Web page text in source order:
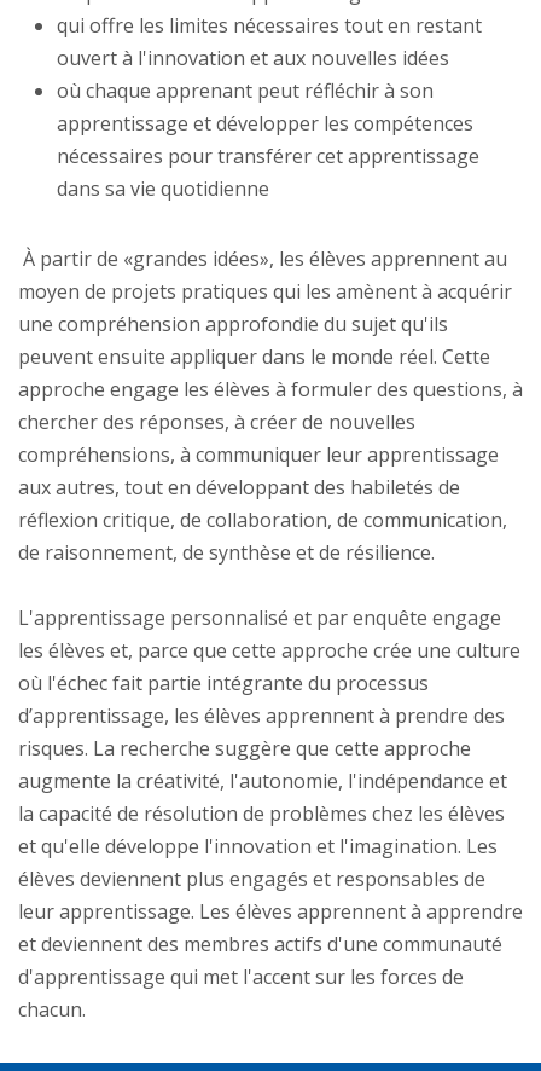
qui offre les limites nécessaires tout en restant
ouvert à l'innovation et aux nouvelles idées
où chaque apprenant peut réfléchir à son
apprentissage et développer les compétences
nécessaires pour transférer cet apprentissage
dans sa vie quotidienne
À partir de «grandes idées», les élèves apprennent au
moyen de projets pratiques qui les amènent à acquérir
une compréhension approfondie du sujet qu'ils
peuvent ensuite appliquer dans le monde réel. Cette
approche engage les élèves à formuler des questions, à
chercher des réponses, à créer de nouvelles
compréhensions, à communiquer leur apprentissage
aux autres, tout en développant des habiletés de
réflexion critique, de collaboration, de communication,
de raisonnement, de synthèse et de résilience.
L'apprentissage personnalisé et par enquête engage
les élèves et, parce que cette approche crée une culture
où l'échec fait partie intégrante du processus
d’apprentissage, les élèves apprennent à prendre des
risques. La recherche suggère que cette approche
augmente la créativité, l'autonomie, l'indépendance et
la capacité de résolution de problèmes chez les élèves
et qu'elle développe l'innovation et l'imagination. Les
élèves deviennent plus engagés et responsables de
leur apprentissage. Les élèves apprennent à apprendre
et deviennent des membres actifs d'une communauté
d'apprentissage qui met l'accent sur les forces de
chacun.